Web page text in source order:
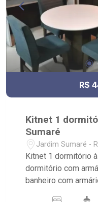
R$
Kitnet 1
Sumaré
Jardim Sumaré -
Kitnet 1 dormitório
dormitório com
banheiro com